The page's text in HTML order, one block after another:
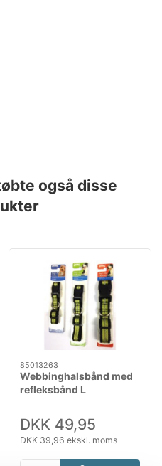
også disse
85013263
Webbinghalsbånd med
refleksbånd L
DKK 49,95
DKK 39,96 ekskl. moms